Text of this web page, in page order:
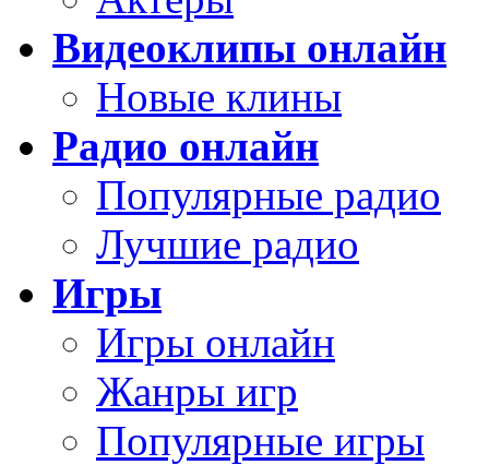
Видеоклипы онлайн
Новые клины
Радио онлайн
Популярные радио
Лучшие радио
Игры
Игры онлайн
Жанры игр
Популярные игры